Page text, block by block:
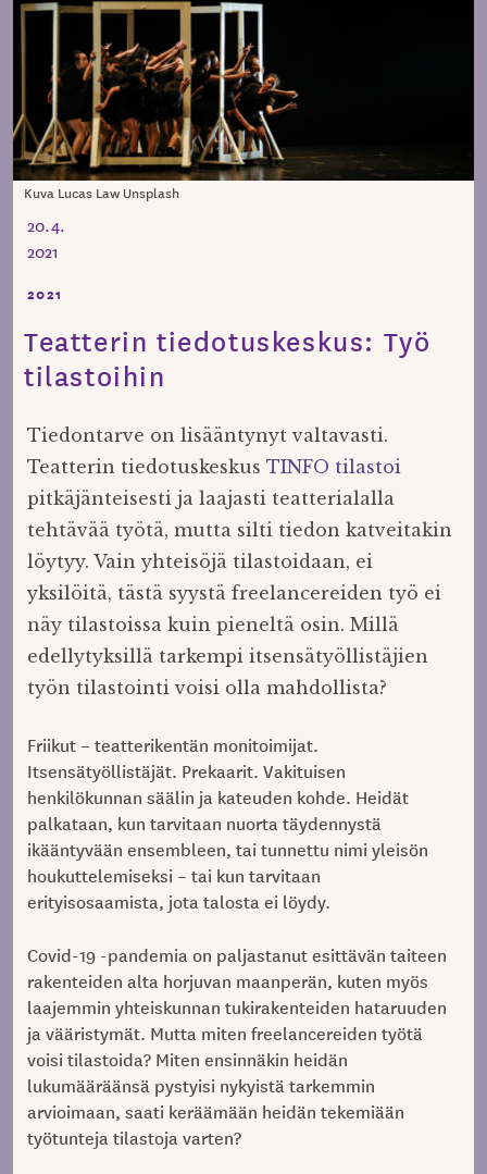
Kuva Lucas Law Unsplash
20.4.
2021
2021
Teatterin tiedotuskeskus: Työ
tilastoihin
Tiedontarve on lisääntynyt valtavasti.
Teatterin tiedotuskeskus TINFO tilastoi
pitkäjänteisesti ja laajasti teatterialalla
tehtävää työtä, mutta silti tiedon katveitakin
löytyy. Vain yhteisöjä tilastoidaan, ei
yksilöitä, tästä syystä freelancereiden työ ei
näy tilastoissa kuin pieneltä osin. Millä
edellytyksillä tarkempi itsensätyöllistäjien
työn tilastointi voisi olla mahdollista?
Friikut – teatterikentän monitoimijat.
Itsensätyöllistäjät. Prekaarit. Vakituisen
henkilökunnan säälin ja kateuden kohde. Heidät
palkataan, kun tarvitaan nuorta täydennystä
ikääntyvään ensembleen, tai tunnettu nimi yleisön
houkuttelemiseksi – tai kun tarvitaan
erityisosaamista, jota talosta ei löydy.
Covid-19 -pandemia on paljastanut esittävän taiteen
rakenteiden alta horjuvan maanperän, kuten myös
laajemmin yhteiskunnan tukirakenteiden hataruuden
ja vääristymät. Mutta miten freelancereiden työtä
voisi tilastoida? Miten ensinnäkin heidän
lukumääräänsä pystyisi nykyistä tarkemmin
arvioimaan, saati keräämään heidän tekemiään
työtunteja tilastoja varten?